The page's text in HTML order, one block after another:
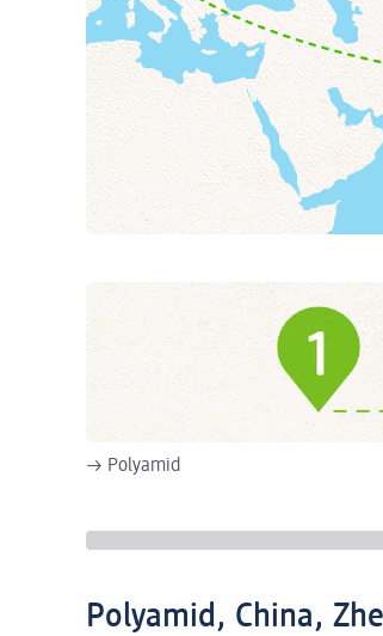
→ Polyamid
Polyamid, China,